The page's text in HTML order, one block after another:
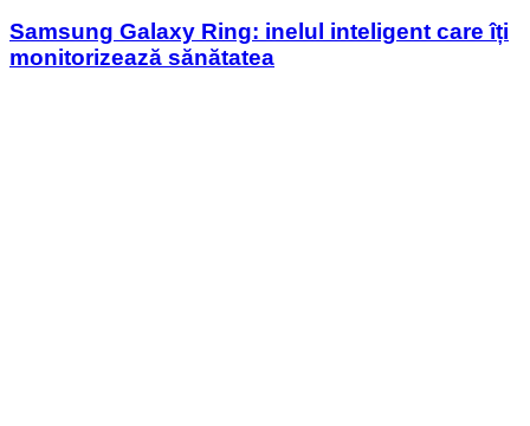
Samsung Galaxy Ring: inelul inteligent care îți
monitorizează sănătatea